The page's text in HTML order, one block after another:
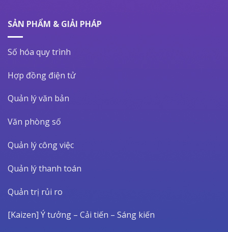
SẢN PHẨM & GIẢI PHÁP
Số hóa quy trình
Hợp đồng điện tử
Quản lý văn bản
Văn phòng số
Quản lý công việc
Quản lý thanh toán
Quản trị rủi ro
[Kaizen] Ý tưởng – Cải tiến – Sáng kiến